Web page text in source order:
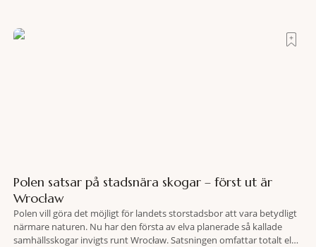
Polen satsar på stadsnära skogar – först ut är
Wrocław
Polen vill göra det möjligt för landets storstadsbor att vara betydligt
närmare naturen. Nu har den första av elva planerade så kallade
samhällsskogar invigts runt Wrocław. Satsningen omfattar totalt elva